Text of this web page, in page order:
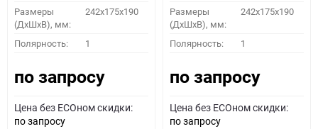
Размеры
(ДхШхВ), мм:
242x175x190
Полярность: 1
по запросу
Цена без ECOном скидки:
по запросу
Размеры
(ДхШхВ), мм:
242x175x190
Полярность: 1
по запросу
Цена без ECOном скидки:
по запросу